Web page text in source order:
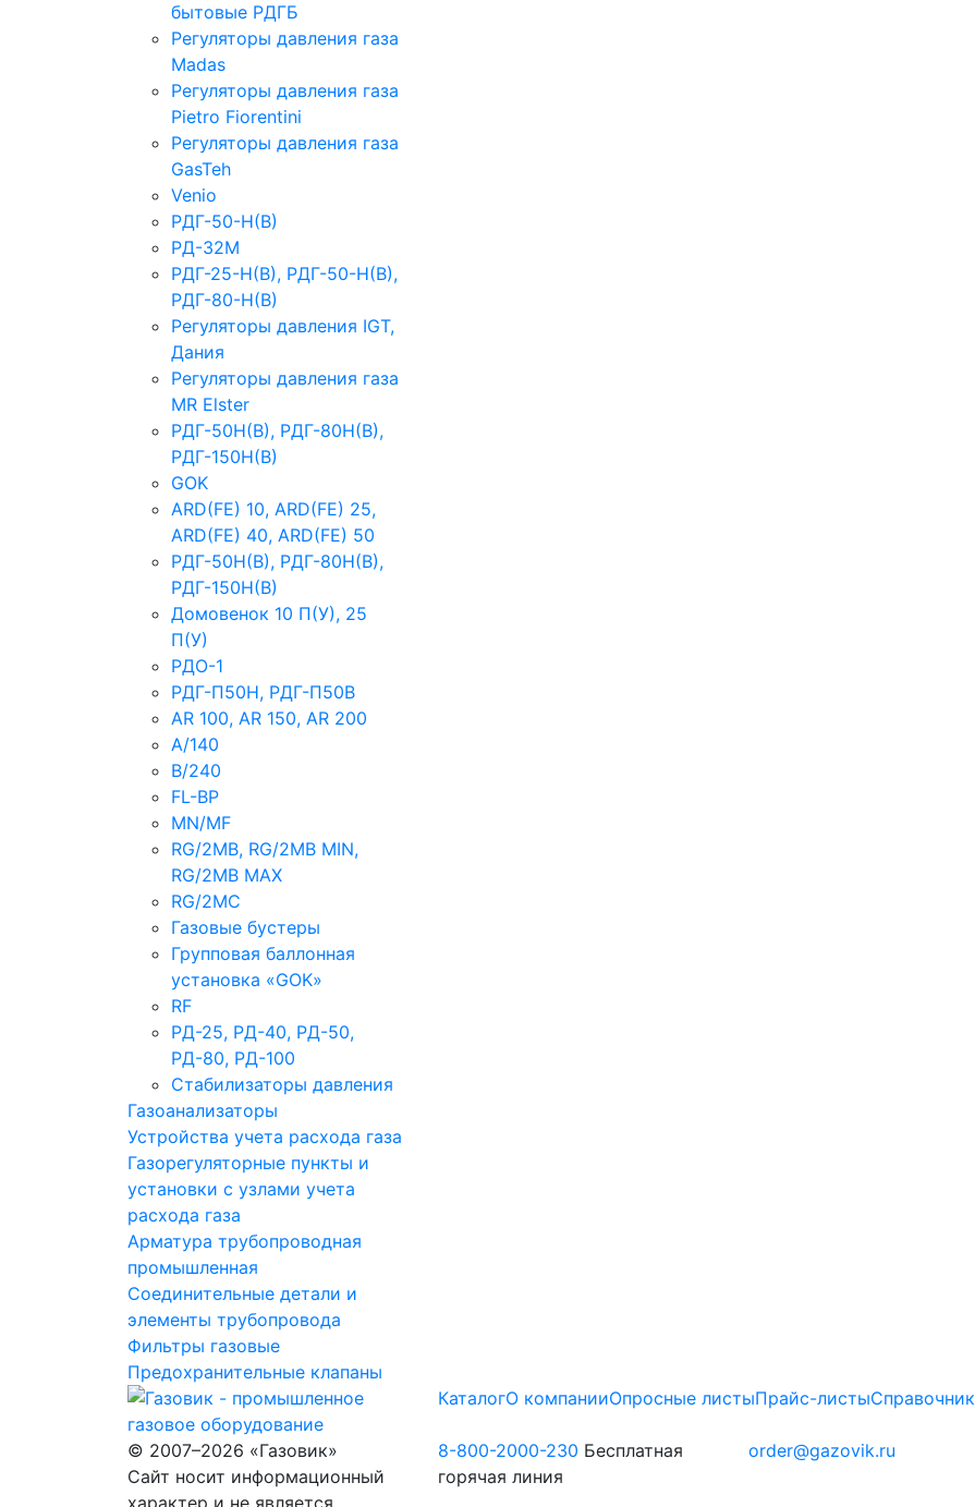
бытовые РДГБ
Регуляторы давления газа
Madas
Регуляторы давления газа
Рietro Fiorentini
Регуляторы давления газа
GasTeh
Venio
РДГ-50-Н(В)
РД-32М
РДГ-25-Н(В), РДГ-50-Н(В),
РДГ-80-Н(В)
Регуляторы давления IGT,
Дания
Регуляторы давления газа
MR Elster
РДГ-50Н(В), РДГ-80Н(В),
РДГ-150Н(В)
GOK
ARD(FE) 10, ARD(FE) 25,
ARD(FE) 40, ARD(FE) 50
РДГ-50Н(В), РДГ-80Н(В),
РДГ-150Н(В)
Домовенок 10 П(У), 25
П(У)
РДО-1
РДГ-П50Н, РДГ-П50В
AR 100, AR 150, AR 200
A/140
B/240
FL-BP
MN/MF
RG/2MB, RG/2MB MIN,
RG/2MB MAX
RG/2MC
Газовые бустеры
Групповая баллонная
установка «GOK»
RF
РД-25, РД-40, РД-50,
РД-80, РД-100
Стабилизаторы давления
Газоанализаторы
Устройства учета расхода газа
Газорегуляторные пункты и
установки с узлами учета
расхода газа
Арматура трубопроводная
промышленная
Соединительные детали и
элементы трубопровода
Фильтры газовые
Предохранительные клапаны
КаталогО компанииОпросные листыПрайс-листыСправочник
© 2007–2026 «Газовик»
Сайт носит информационный
характер и не является
8-800-2000-230 Бесплатная
горячая линия
order@gazovik.ru